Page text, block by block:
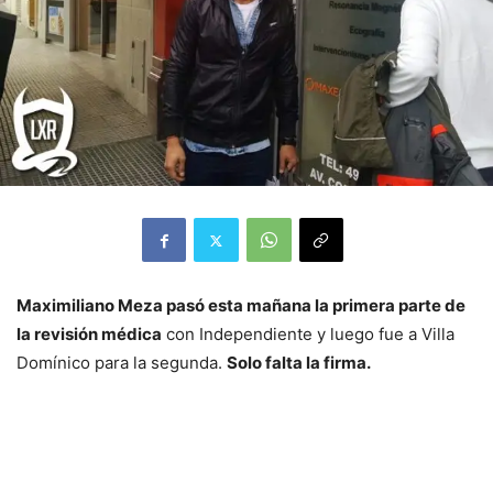
Maximiliano Meza pasó esta mañana la primera parte de
la revisión médica con Independiente y luego fue a Villa
Domínico para la segunda. Solo falta la firma.